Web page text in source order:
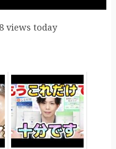
views today